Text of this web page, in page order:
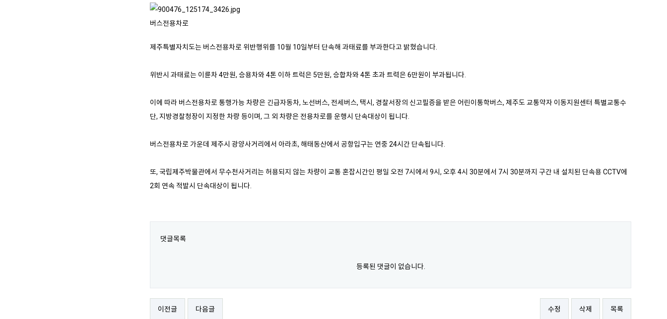
버스전용차로
제주특별자치도는 버스전용차로 위반행위를 10월 10일부터 단속해 과태료를 부과한다고 밝혔습니다.
위반시 과태료는 이륜차 4만원, 승용차와 4톤 이하 트럭은 5만원, 승합차와 4톤 초과 트력은 6만원이 부과됩니다.
이에 따라 버스전용차로 통행가능 차량은 긴급자동차, 노선버스, 전세버스, 택시, 경찰서장의 신고필증을 받은 어린이통학버스, 제주도 교통약자 이동지원센터 특별교통수
단, 지방경찰청장이 지정한 차량 등이며, 그 외 차량은 전용차로를 운행시 단속대상이 됩니다.
버스전용차로 가운데 제주시 광양사거리에서 아라초, 해태동산에서 공항입구는 연중 24시간 단속됩니다.
또, 국립제주박물관에서 무수천사거리는 허용되지 않는 차량이 교통 혼잡시간인 평일 오전 7시에서 9시, 오후 4시 30분에서 7시 30분까지 구간 내 설치된 단속용 CCTV에
2회 연속 적발시 단속대상이 됩니다.
댓글목록
등록된 댓글이 없습니다.
이전글 다음글 수정 삭제 목록